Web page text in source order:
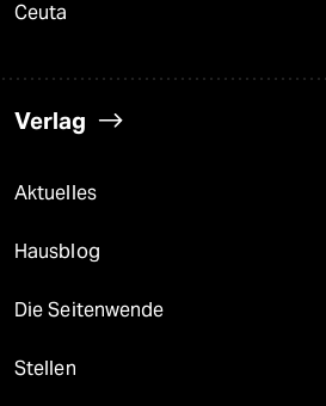
Ceuta
Verlag
Aktuelles
Hausblog
Die Seitenwende
Stellen